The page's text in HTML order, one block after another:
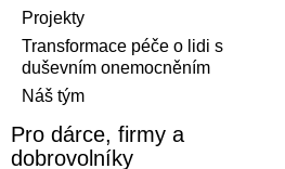
Projekty
Transformace péče o lidi s
duševním onemocněním
Náš tým
Pro dárce, firmy a
dobrovolníky